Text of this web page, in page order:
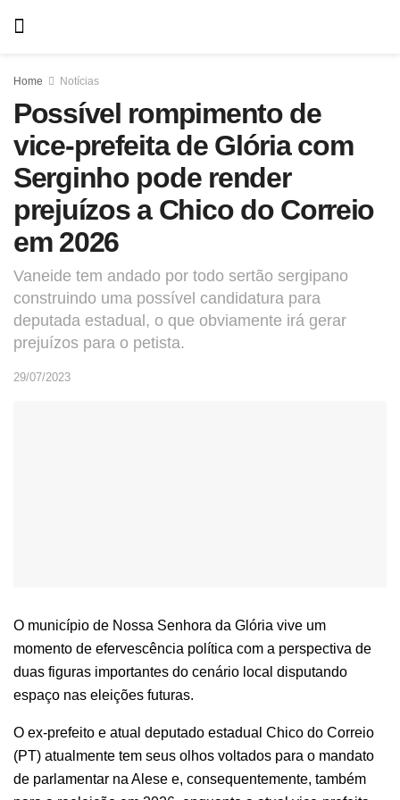
Home Notícias
Possível rompimento de
vice-prefeita de Glória
com Serginho pode render
prejuízos a Chico do
Correio em 2026
Vaneide tem andado por todo sertão sergipano
construindo uma possível candidatura para
deputada estadual, o que obviamente irá gerar
prejuízos para o petista.
29/07/2023
O município de Nossa Senhora da Glória vive um momento
de efervescência política com a perspectiva de duas
figuras importantes do cenário local disputando espaço nas
eleições futuras.
O ex-prefeito e atual deputado estadual Chico do Correio
(PT) atualmente tem seus olhos voltados para o mandato
de parlamentar na Alese e, consequentemente, também